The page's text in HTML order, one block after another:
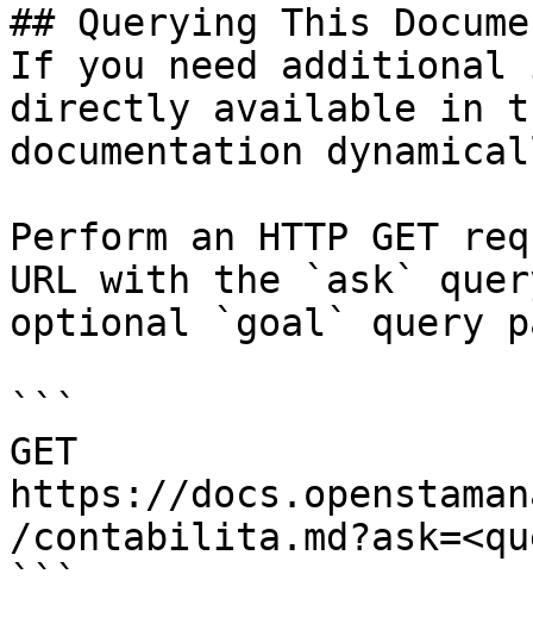
## Querying This
If you need
directly available in
documentation
Perform an HTTP GET
URL with the `ask`
optional `goal` query
```
GET
https://
/
```